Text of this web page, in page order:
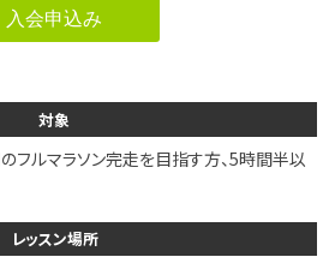
入会申込み
対象
フルマラソン完走を目指す方、5時間半以
レッスン場所